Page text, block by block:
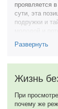
проявляется
сути, эта
подружки и
второй
Развернуть
Жизнь
При
почему же